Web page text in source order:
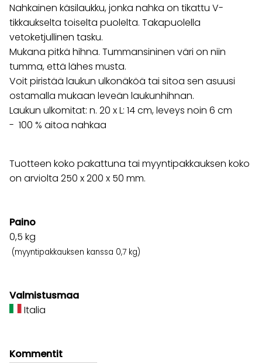
Nahkainen käsilaukku, jonka nahka on tikattu V-
tikkaukselta toiselta puolelta. Takapuolella
vetoketjullinen tasku.
Mukana pitkä hihna. Tummansininen väri on niin
tumma, että lähes musta.
Voit piristää laukun ulkonäköä tai sitoa sen asuusi
ostamalla mukaan leveän laukunhihnan.
Laukun ulkomitat: n. 20 x L: 14 cm, leveys noin 6 cm
- 100 % aitoa nahkaa
Tuotteen koko pakattuna tai myyntipakkauksen koko
on arviolta 250 x 200 x 50 mm.
Paino
0,5 kg
(myyntipakkauksen kanssa 0,7 kg)
Valmistusmaa
Italia
Kommentit